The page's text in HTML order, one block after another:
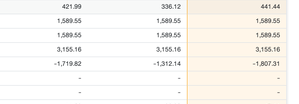
421.99 336.12 441.44
1,589.55 1,589.55 1,589.55
1,589.55 1,589.55 1,589.55
3,155.16 3,155.16 3,155.16
-1,719.82 -1,312.14 -1,807.31
- - -
- - -